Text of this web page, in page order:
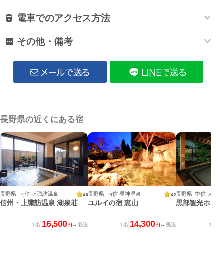
電車でのアクセス方法
その他・備考
長野県の近くにある宿
長野県 南信 上諏訪温泉 4.6
信州・上諏訪温泉 湖泉荘
1名 16,500円～ 税込
長野県 南信 昼神温泉 4.2
ユルイの宿 恵山
1名 14,300円～ 税込
長野県 中信 大町
黒部観光ホテ
1名